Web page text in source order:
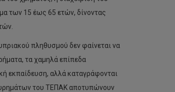
των 15 έως 65 ετών, δίνοντας
πληθυσμού δεν φαίνεται να
τα χαμηλά επίπεδα
εκπαίδευση, αλλά καταγράφονται
του ΤΕΠΑΚ αποτυπώνουν